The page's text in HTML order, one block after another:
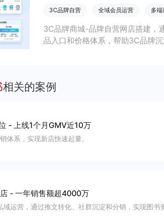
3C品牌自营 全域会员运营 多
3C品牌商城-品牌自营网店搭建，
品入口和价格体系，帮助3C品牌
相关的案例
- 上线1个月GMV近10万
体系，实现新店快速起量。
- 一年销售额超4000万
运营，通过推文转化、社群沉淀和分销，实现图书